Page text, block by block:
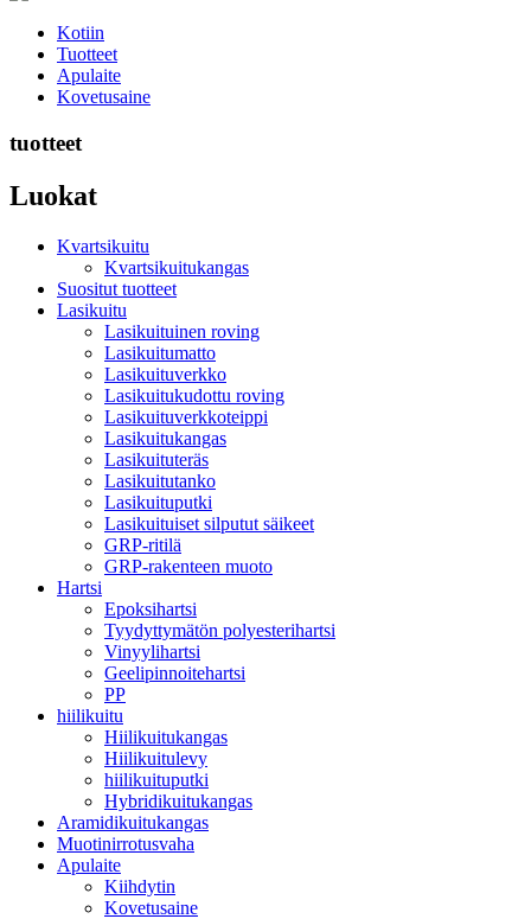
Kotiin
Tuotteet
Apulaite
Kovetusaine
tuotteet
Luokat
Kvartsikuitu
Kvartsikuitukangas
Suositut tuotteet
Lasikuitu
Lasikuituinen roving
Lasikuitumatto
Lasikuituverkko
Lasikuitukudottu roving
Lasikuituverkkoteippi
Lasikuitukangas
Lasikuituteräs
Lasikuitutanko
Lasikuituputki
Lasikuituiset silputut säikeet
GRP-ritilä
GRP-rakenteen muoto
Hartsi
Epoksihartsi
Tyydyttymätön polyesterihartsi
Vinyylihartsi
Geelipinnoitehartsi
PP
hiilikuitu
Hiilikuitukangas
Hiilikuitulevy
hiilikuituputki
Hybridikuitukangas
Aramidikuitukangas
Muotinirrotusvaha
Apulaite
Kiihdytin
Kovetusaine